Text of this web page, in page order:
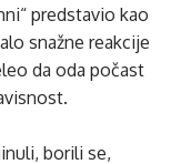
predstavio kao
snažne reakcije
da oda počast
borili se,